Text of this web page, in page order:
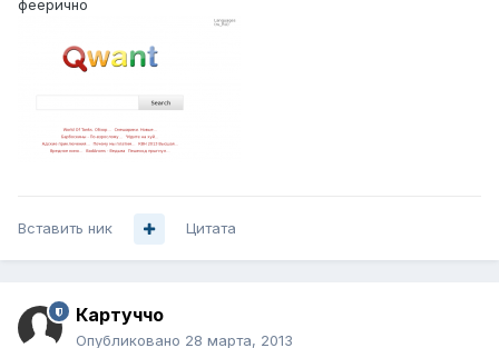
феерично
Вставить ник Цитата
Картуччо
Опубликовано 28 марта, 2013